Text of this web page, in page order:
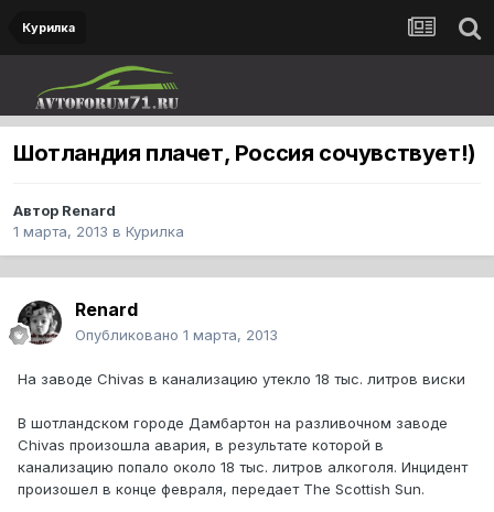
Курилка
Шотландия плачет, Россия сочувствует!)
Автор Renard
1 марта, 2013 в Курилка
Renard
Опубликовано 1 марта, 2013
На заводе Chivas в канализацию утекло 18 тыс. литров виски
В шотландском городе Дамбартон на разливочном заводе
Chivas произошла авария, в результате которой в
канализацию попало около 18 тыс. литров алкоголя. Инцидент
произошел в конце февраля, передает The Scottish Sun.